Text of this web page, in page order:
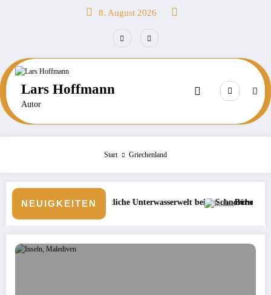
8. August 2026
Lars Hoffmann
Autor
Start Griechenland
NEUIGKEITEN
Unterwasserwelt beim Schnorcheln entdecken
Börse: Steigt die Inflation wieder?